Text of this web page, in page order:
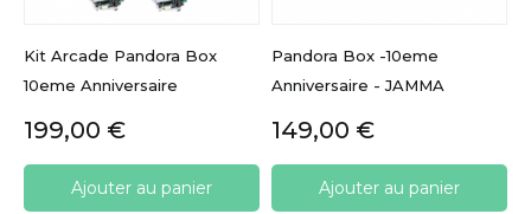
Kit Arcade Pandora Box
10eme Anniversaire
Prix
199,00 €
Ajouter au panier
Pandora Box -10eme
Anniversaire - JAMMA
Prix
149,00 €
Ajouter au panier